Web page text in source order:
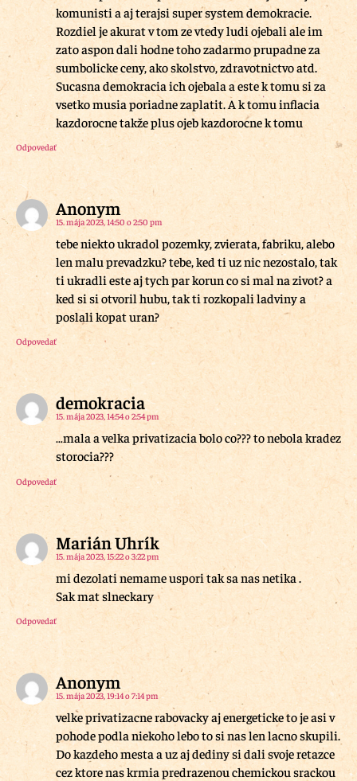
komunisti a aj terajsi super system demokracie.
Rozdiel je akurat v tom ze vtedy ludi ojebali ale im
zato aspon dali hodne toho zadarmo prupadne za
sumbolicke ceny, ako skolstvo, zdravotnictvo atd.
Sucasna demokracia ich ojebala a este k tomu si za
vsetko musia poriadne zaplatit. A k tomu inflacia
kazdorocne takže plus ojeb kazdorocne k tomu
Odpovedať
Anonym
15. mája 2023, 14:50 o 2:50 pm
tebe niekto ukradol pozemky, zvierata, fabriku, alebo
len malu prevadzku? tebe, ked ti uz nic nezostalo, tak
ti ukradli este aj tych par korun co si mal na zivot? a
ked si si otvoril hubu, tak ti rozkopali ladviny a
poslali kopat uran?
Odpovedať
demokracia
15. mája 2023, 14:54 o 2:54 pm
…mala a velka privatizacia bolo co??? to nebola kradez
storocia???
Odpovedať
Marián Uhrík
15. mája 2023, 15:22 o 3:22 pm
mi dezolati nemame uspori tak sa nas netika .
Sak mat slneckary
Odpovedať
Anonym
15. mája 2023, 19:14 o 7:14 pm
velke privatizacne rabovacky aj energeticke to je asi v
pohode podla niekoho lebo to si nas len lacno skupili.
Do kazdeho mesta a uz aj dediny si dali svoje retazce
cez ktore nas krmia predrazenou chemickou srackou